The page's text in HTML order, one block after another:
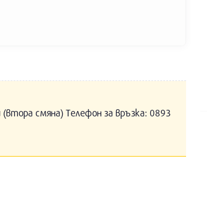
смяна) Телефон за връзка: 0893